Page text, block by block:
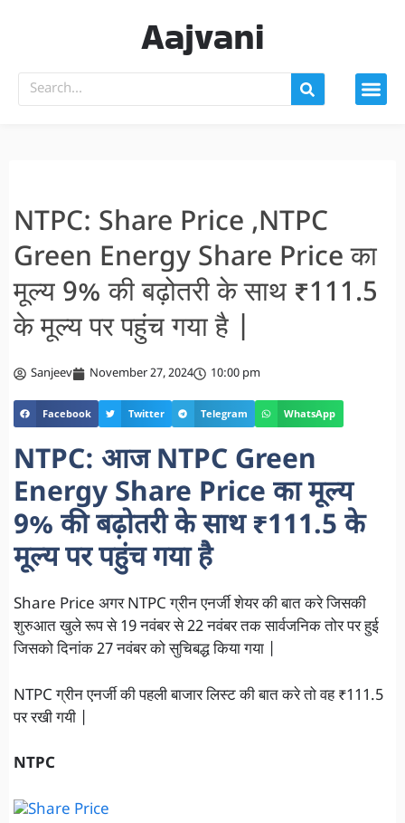
Aajvani
NTPC: Share Price ,NTPC
Green Energy Share Price का
मूल्य 9% की बढ़ोतरी के साथ ₹111.5
के मूल्य पर पहुंच गया है |
Sanjeev November 27, 2024 10:00 pm
Facebook Twitter Telegram WhatsApp
NTPC: आज NTPC Green
Energy Share Price का मूल्य
9% की बढ़ोतरी के साथ ₹111.5 के
मूल्य पर पहुंच गया है
Share Price अगर NTPC ग्रीन एनर्जी शेयर की बात करे जिसकी
शुरुआत खुले रूप से 19 नवंबर से 22 नवंबर तक सार्वजनिक तोर पर हुई
जिसको दिनांक 27 नवंबर को सुचिबद्ध किया गया |
NTPC ग्रीन एनर्जी की पहली बाजार लिस्ट की बात करे तो वह ₹111.5
पर रखी गयी |
NTPC